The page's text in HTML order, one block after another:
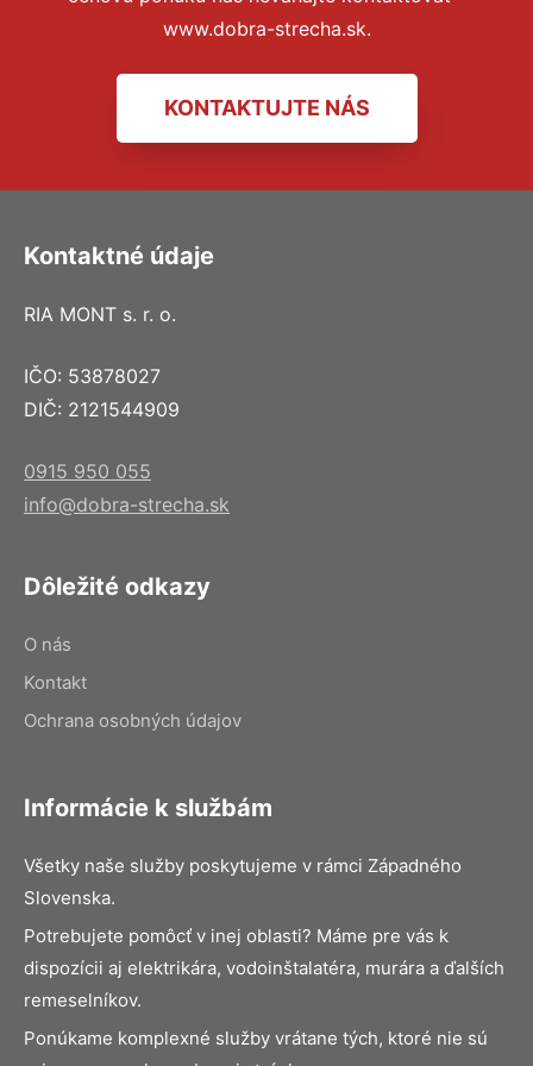
www.dobra-strecha.sk.
KONTAKTUJTE NÁS
Kontaktné údaje
RIA MONT s. r. o.
IČO: 53878027
DIČ: 2121544909
0915 950 055
info@dobra-strecha.sk
Dôležité odkazy
O nás
Kontakt
Ochrana osobných údajov
Informácie k službám
Všetky naše služby poskytujeme v rámci Západného
Slovenska.
Potrebujete pomôcť v inej oblasti? Máme pre vás k
dispozícii aj elektrikára, vodoinštalatéra, murára a ďalších
remeselníkov.
Ponúkame komplexné služby vrátane tých, ktoré nie sú